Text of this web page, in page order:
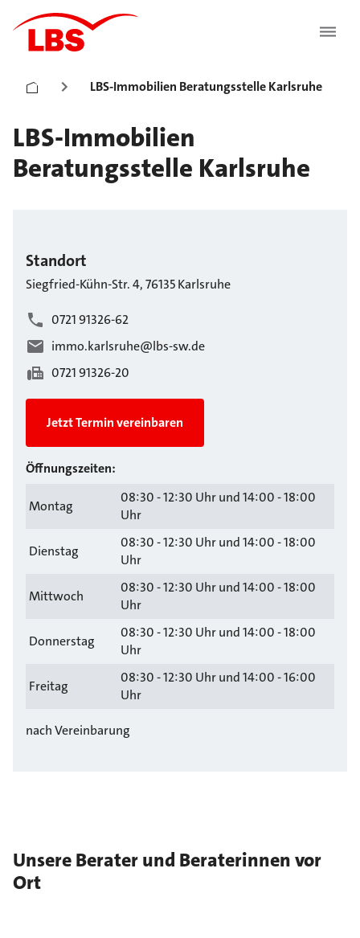
LBS-Immobilien Beratungsstelle Karlsruhe
LBS-Immobilien
Beratungsstelle Karlsruhe
Standort
Siegfried-Kühn-Str.4,76135Karlsruhe
0721 91326-62
immo.karlsruhe@lbs-sw.de
0721 91326-20
Jetzt Termin vereinbaren
Öffnungszeiten:
Montag
08:30 - 12:30 Uhr und 14:00 - 18:00
Uhr
Dienstag
08:30 - 12:30 Uhr und 14:00 - 18:00
Uhr
Mittwoch
08:30 - 12:30 Uhr und 14:00 - 18:00
Uhr
Donnerstag
08:30 - 12:30 Uhr und 14:00 - 18:00
Uhr
Freitag
08:30 - 12:30 Uhr und 14:00 - 16:00
Uhr
nach Vereinbarung
Unsere Berater und Beraterinnen vor
Ort